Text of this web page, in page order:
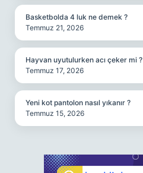
Basketbolda 4 luk ne demek ?
Temmuz 21, 2026
Hayvan uyutulurken acı çeker mi ?
Temmuz 17, 2026
Yeni kot pantolon nasıl yıkanır ?
Temmuz 15, 2026